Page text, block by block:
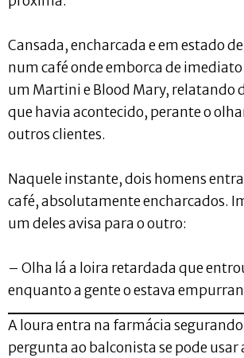
Cansada, encharcada e em estado
num café onde emborca de
um Martini e Blood Mary, relatando
que havia acontecido, perante o
outros clientes.
Naquele instante, dois homens
café, absolutamente encharcados.
um deles avisa para o outro:
– Olha lá a loira retardada que
enquanto a gente o estava
A loura entra na farmácia
pergunta ao balconista se pode usar